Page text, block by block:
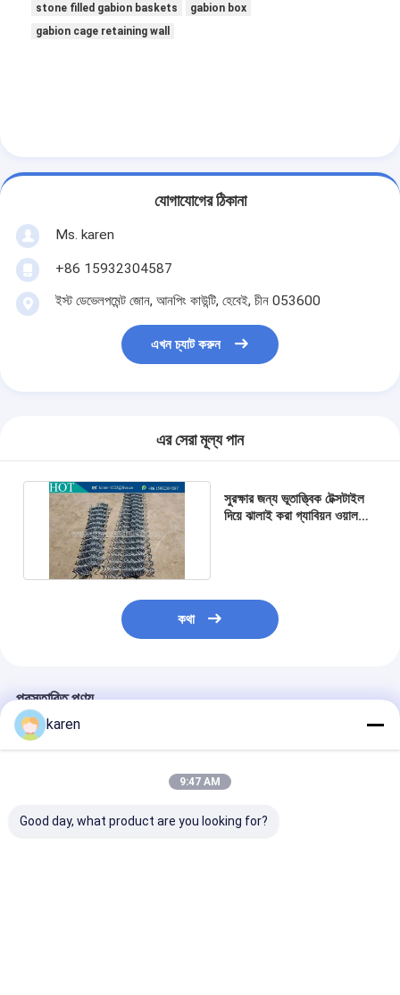
stone filled gabion baskets
gabion box
gabion cage retaining wall
যোগাযোগের ঠিকানা
Ms. karen
+86 15932304587
ইস্ট ডেভেলপমেন্ট জোন, আনপিং কাউন্টি, হেবেই, চীন 053600
এখন চ্যাট করুন
এর সেরা মূল্য পান
সুরক্ষার জন্য ভূতাত্ত্বিক টেক্সটাইল
দিয়ে ঝালাই করা গ্যাবিয়ন ওয়াল
কথা
প্রস্তাবিত পণ্য
karen
9:47 AM
Good day, what product are you looking for?